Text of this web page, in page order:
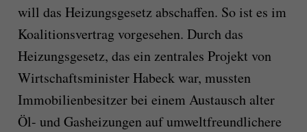
will das Heizungsgesetz abschaffen. So ist es im
Koalitionsvertrag vorgesehen. Durch das
Heizungsgesetz, das ein zentrales Projekt von
Wirtschaftsminister Habeck war, mussten
Immobilienbesitzer bei einem Austausch alter
Öl- und Gasheizungen auf umweltfreundlichere